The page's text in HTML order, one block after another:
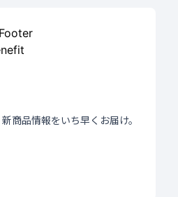
商品情報をいち早くお届け。